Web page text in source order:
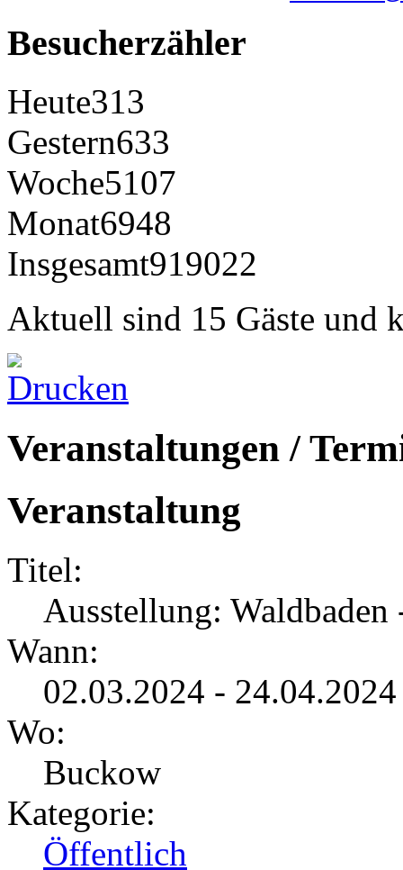
Besucherzähler
Heute313
Gestern633
Woche5107
Monat6948
Insgesamt919022
Aktuell sind 15 Gäste und
Veranstaltungen /
Veranstaltung
Titel:
Ausstellung: Waldbaden
Wann:
02.03.2024 -
Wo:
Buckow
Kategorie:
Öffentlich